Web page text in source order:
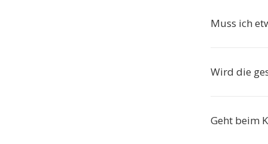
Muss ich
Wird die
Geht beim